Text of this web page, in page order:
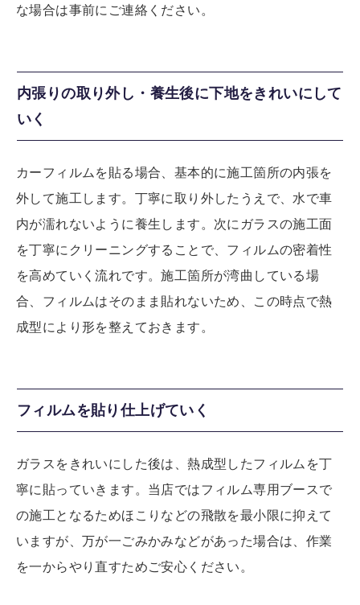
な場合は事前にご連絡ください。
内張りの取り外し・養生後に下地をきれいにして
いく
カーフィルムを貼る場合、基本的に施工箇所の内張を
外して施工します。丁寧に取り外したうえで、水で車
内が濡れないように養生します。次にガラスの施工面
を丁寧にクリーニングすることで、フィルムの密着性
を高めていく流れです。施工箇所が湾曲している場
合、フィルムはそのまま貼れないため、この時点で熱
成型により形を整えておきます。
フィルムを貼り仕上げていく
ガラスをきれいにした後は、熱成型したフィルムを丁
寧に貼っていきます。当店ではフィルム専用ブースで
の施工となるためほこりなどの飛散を最小限に抑えて
いますが、万が一ごみかみなどがあった場合は、作業
を一からやり直すためご安心ください。